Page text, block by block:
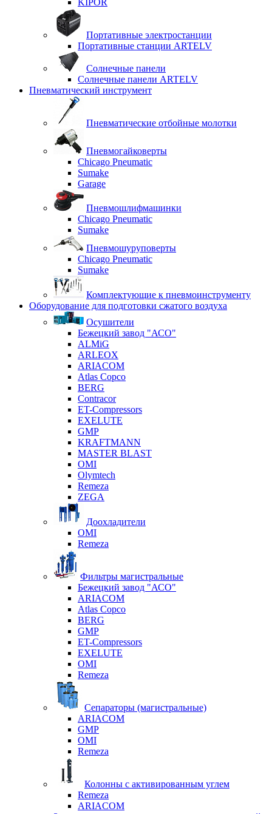
Портативные электростанции
Портативные станции ARTELV
Солнечные панели
Солнечные панели ARTELV
Пневматический инструмент
Пневматические отбойные молотки
Пневмогайковерты
Chicago Pneumatic
Sumake
Garage
Пневмошлифмашинки
Chicago Pneumatic
Sumake
Пневмошуруповерты
Chicago Pneumatic
Sumake
Комплектующие к пневмоинструменту
Оборудование для подготовки сжатого воздуха
Осушители
Бежецкий завод "АСО"
ALMiG
ARLEOX
ARIACOM
Atlas Copco
BERG
Contracor
ET-Compressors
EXELUTE
GMP
KRAFTMANN
MASTER BLAST
OMI
Olymtech
Remeza
ZEGA
Доохладители
OMI
Remeza
Фильтры магистральные
Бежецкий завод "АСО"
ARIACOM
Atlas Copco
BERG
GMP
ET-Compressors
EXELUTE
OMI
Remeza
Сепараторы (магистральные)
ARIACOM
GMP
OMI
Remeza
Колонны с активированным углем
Remeza
ARIACOM